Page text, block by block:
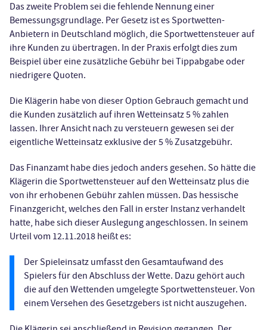
Das zweite Problem sei die fehlende Nennung einer
Bemessungsgrundlage. Per Gesetz ist es Sportwetten-
Anbietern in Deutschland möglich, die Sportwettensteuer auf
ihre Kunden zu übertragen. In der Praxis erfolgt dies zum
Beispiel über eine zusätzliche Gebühr bei Tippabgabe oder
niedrigere Quoten.
Die Klägerin habe von dieser Option Gebrauch gemacht und
die Kunden zusätzlich auf ihren Wetteinsatz 5 % zahlen
lassen. Ihrer Ansicht nach zu versteuern gewesen sei der
eigentliche Wetteinsatz exklusive der 5 % Zusatzgebühr.
Das Finanzamt habe dies jedoch anders gesehen. So hätte die
Klägerin die Sportwettensteuer auf den Wetteinsatz plus die
von ihr erhobenen Gebühr zahlen müssen. Das hessische
Finanzgericht, welches den Fall in erster Instanz verhandelt
hatte, habe sich dieser Auslegung angeschlossen. In seinem
Urteil vom 12.11.2018 heißt es:
Der Spieleinsatz umfasst den Gesamtaufwand des
Spielers für den Abschluss der Wette. Dazu gehört auch
die auf den Wettenden umgelegte Sportwettensteuer. Von
einem Versehen des Gesetzgebers ist nicht auszugehen.